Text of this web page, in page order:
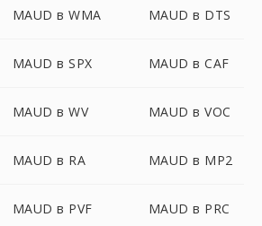
MAUD в WMA MAUD в DTS
MAUD в SPX MAUD в CAF
MAUD в WV MAUD в VOC
MAUD в RA MAUD в MP2
MAUD в PVF MAUD в PRC